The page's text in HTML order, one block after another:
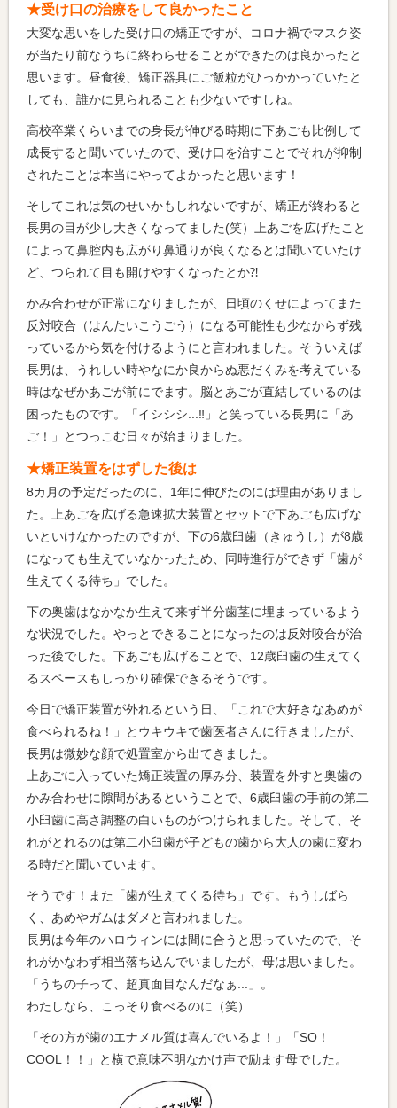
★受け口の治療をして良かったこと
大変な思いをした受け口の矯正ですが、コロナ禍でマスク姿
が当たり前なうちに終わらせることができたのは良かったと
思います。昼食後、矯正器具にご飯粒がひっかかっていたと
しても、誰かに見られることも少ないですしね。
高校卒業くらいまでの身長が伸びる時期に下あごも比例して
成長すると聞いていたので、受け口を治すことでそれが抑制
されたことは本当にやってよかったと思います！
そしてこれは気のせいかもしれないですが、矯正が終わると
長男の目が少し大きくなってました(笑）上あごを広げたこと
によって鼻腔内も広がり鼻通りが良くなるとは聞いていたけ
ど、つられて目も開けやすくなったとか⁈
かみ合わせが正常になりましたが、日頃のくせによってまた
反対咬合（はんたいこうごう）になる可能性も少なからず残
っているから気を付けるようにと言われました。そういえば
長男は、うれしい時やなにか良からぬ悪だくみを考えている
時はなぜかあごが前にでます。脳とあごが直結しているのは
困ったものです。「イシシシ...‼」と笑っている長男に「あ
ご！」とつっこむ日々が始まりました。
★矯正装置をはずした後は
8カ月の予定だったのに、1年に伸びたのには理由がありまし
た。上あごを広げる急速拡大装置とセットで下あごも広げな
いといけなかったのですが、下の6歳臼歯（きゅうし）が8歳
になっても生えていなかったため、同時進行ができず「歯が
生えてくる待ち」でした。
下の奥歯はなかなか生えて来ず半分歯茎に埋まっているよう
な状況でした。やっとできることになったのは反対咬合が治
った後でした。下あごも広げることで、12歳臼歯の生えてく
るスペースもしっかり確保できるそうです。
今日で矯正装置が外れるという日、「これで大好きなあめが
食べられるね！」とウキウキで歯医者さんに行きましたが、
長男は微妙な顔で処置室から出てきました。
上あごに入っていた矯正装置の厚み分、装置を外すと奥歯の
かみ合わせに隙間があるということで、6歳臼歯の手前の第二
小臼歯に高さ調整の白いものがつけられました。そして、そ
れがとれるのは第二小臼歯が子どもの歯から大人の歯に変わ
る時だと聞いています。
そうです！また「歯が生えてくる待ち」です。もうしばら
く、あめやガムはダメと言われました。
長男は今年のハロウィンには間に合うと思っていたので、そ
れがかなわず相当落ち込んでいましたが、母は思いました。
「うちの子って、超真面目なんだなぁ...」。
わたしなら、こっそり食べるのに（笑）
「その方が歯のエナメル質は喜んでいるよ！」「SO！
COOL！！」と横で意味不明なかけ声で励ます母でした。